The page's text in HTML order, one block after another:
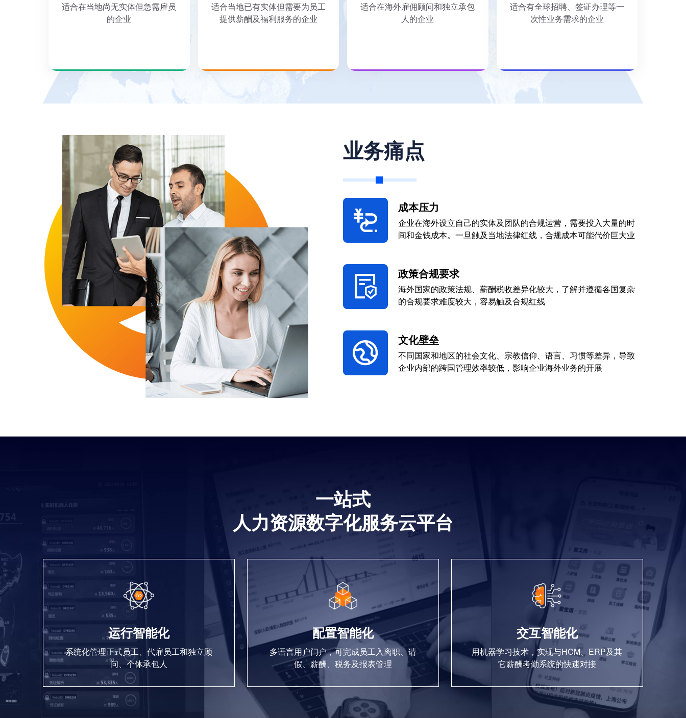
适合在当地尚无实体但急需雇员
的企业
适合在当地尚无实体但急需雇员
的企业
查看更多
适合当地已有实体但需要为员工
提供薪酬及福利服务的企业
运营
提供薪酬及福利服务的企业
查看更多
适合在海外雇佣顾问和独立承包
人的企业
适合在海外雇佣顾问和独立承包
适合有全球招聘、签证办理等一
次性业务需求的企业
业务痛点
成本压力
企业在海外设立自己的实体及团队的合规运营，需要投入大量的时
间和金钱成本。一旦触及当地法律红线，合规成本可能代价巨大业
政策合规要求
海外国家的政策法规、薪酬税收差异化较大，了解并遵循各国复杂
的合规要求难度较大，容易触及合规红线
文化壁垒
不同国家和地区的社会文化、宗教信仰、语言、习惯等差异，导致
企业内部的跨国管理效率较低，影响企业海外业务的开展
一站式
人力资源数字化服务云平台
运行智能化
系统化管理正式员工、代雇员工和独立顾
问、个体承包人
配置智能化
多语言用户门户，可完成员工入离职、请
假、薪酬、税务及报表管理
交互智能化
用机器学习技术，实现与HCM、ERP及其
它薪酬考勤系统的快速对接